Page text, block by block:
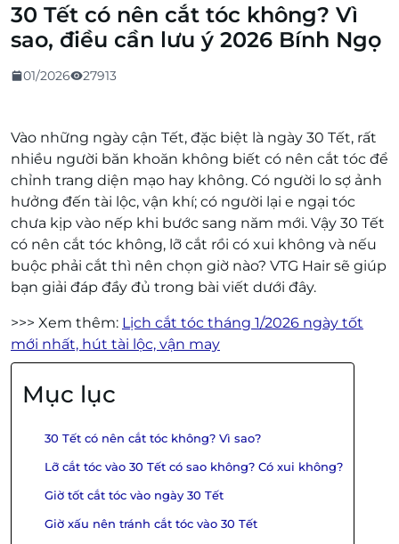
30 Tết có nên cắt tóc không? Vì
sao, điều cần lưu ý 2026 Bính Ngọ
01/2026 27913
Vào những ngày cận Tết, đặc biệt là ngày 30 Tết, rất
nhiều người băn khoăn không biết có nên cắt tóc để
chỉnh trang diện mạo hay không. Có người lo sợ ảnh
hưởng đến tài lộc, vận khí; có người lại e ngại tóc
chưa kịp vào nếp khi bước sang năm mới. Vậy 30 Tết
có nên cắt tóc không, lỡ cắt rồi có xui không và nếu
buộc phải cắt thì nên chọn giờ nào? VTG Hair sẽ giúp
bạn giải đáp đầy đủ trong bài viết dưới đây.
>>> Xem thêm: Lịch cắt tóc tháng 1/2026 ngày tốt
mới nhất, hút tài lộc, vận may
Mục lục
30 Tết có nên cắt tóc không? Vì sao?
Lỡ cắt tóc vào 30 Tết có sao không? Có xui không?
Giờ tốt cắt tóc vào ngày 30 Tết
Giờ xấu nên tránh cắt tóc vào 30 Tết